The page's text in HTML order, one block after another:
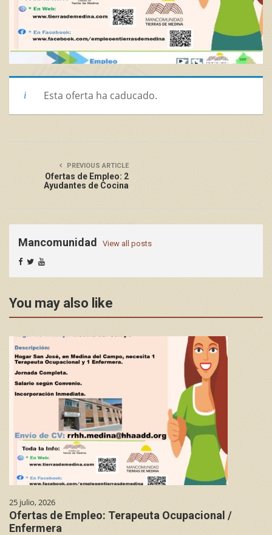
Esta oferta ha caducado.
PREVIOUS ARTICLE
Ofertas de Empleo: 2
Ayudantes de Cocina
Mancomunidad View all posts
You may also like
25 julio, 2026
Ofertas de Empleo: Terapeuta Ocupacional /
Enfermera